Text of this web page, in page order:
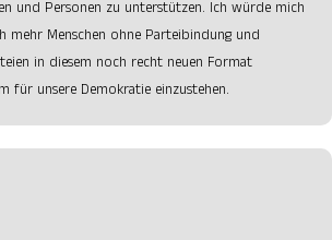
und Personen zu unterstützen. Ich würde mich
mehr Menschen ohne Parteibindung und
in diesem noch recht neuen Format
für unsere Demokratie einzustehen.